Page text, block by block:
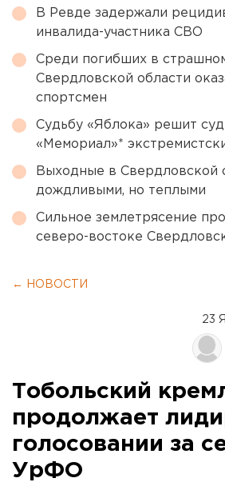
В Ревде задержали
инвалида-участника СВО
Среди погибших в
Свердловской области
спортсмен
Судьбу «Яблока» решит
«Мемориал»*
Выходные в Свердловской
дождливыми, но теплыми
Сильное землетрясение
северо-востоке
← НОВОСТИ
23
Тобольский
продолжает
голосовании за
УрФО